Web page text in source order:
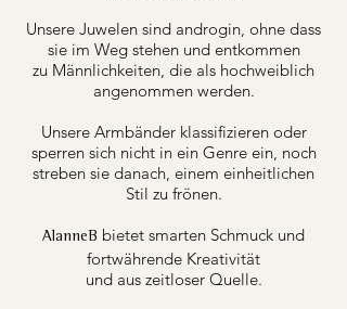
Unsere Juwelen sind androgin, ohne dass
sie im Weg stehen und entkommen
zu Männlichkeiten, die als hochweiblich
angenommen werden.
Unsere Armbänder klassifizieren oder
sperren sich nicht in ein Genre ein, noch
streben sie danach, einem einheitlichen
Stil zu frönen.
AlanneB bietet smarten Schmuck und
fortwährende Kreativität
und aus zeitloser Quelle.